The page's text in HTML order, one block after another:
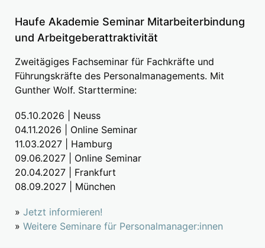
Haufe Akademie Seminar Mitarbeiterbindung
und Arbeitgeberattraktivität
Zweitägiges Fachseminar für Fachkräfte und
Führungskräfte des Personalmanagements. Mit
Gunther Wolf. Starttermine:
05.10.2026 | Neuss
04.11.2026 | Online Seminar
11.03.2027 | Hamburg
09.06.2027 | Online Seminar
20.04.2027 | Frankfurt
08.09.2027 | München
» Jetzt informieren!
» Weitere Seminare für Personalmanager:innen